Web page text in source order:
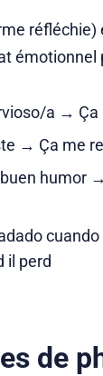
réfléchie)
émotionnel
a → Ça
→ Ça me
humor
il perd
de